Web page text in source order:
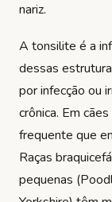
nariz.
A tonsilite é a
dessas
por infecção ou
crônica. Em
frequente que
Raças
pequenas